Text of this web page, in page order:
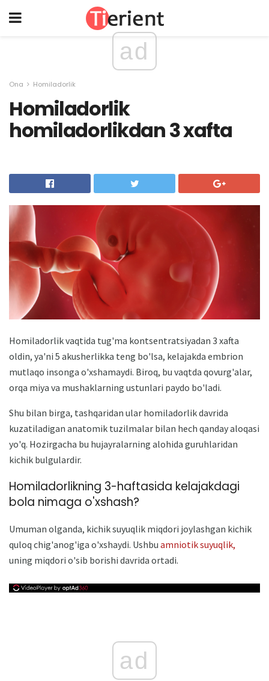
ad
Ona Homiladorlik
Homiladorlik
homiladorlikdan 3 xafta
Homiladorlik vaqtida tug'ma kontsentratsiyadan 3 xafta
oldin, ya'ni 5 akusherlikka teng bo'lsa, kelajakda embrion
mutlaqo insonga o'xshamaydi. Biroq, bu vaqtda qovurg'alar,
orqa miya va mushaklarning ustunlari paydo bo'ladi.
Shu bilan birga, tashqaridan ular homiladorlik davrida
kuzatiladigan anatomik tuzilmalar bilan hech qanday aloqasi
yo'q. Hozirgacha bu hujayralarning alohida guruhlaridan
kichik bulgulardir.
Homiladorlikning 3-haftasida kelajakdagi
bola nimaga o'xshash?
Umuman olganda, kichik suyuqlik miqdori joylashgan kichik
quloq chig'anog'iga o'xshaydi. Ushbu amniotik suyuqlik,
uning miqdori o'sib borishi davrida ortadi.
ad